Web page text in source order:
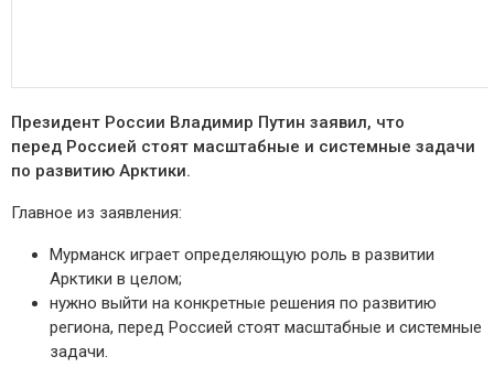
Президент России Владимир Путин заявил, что
перед Россией стоят масштабные и системные задачи
по развитию Арктики.
Главное из заявления:
Мурманск играет определяющую роль в развитии
Арктики в целом;
нужно выйти на конкретные решения по развитию
региона, перед Россией стоят масштабные и системные
задачи.